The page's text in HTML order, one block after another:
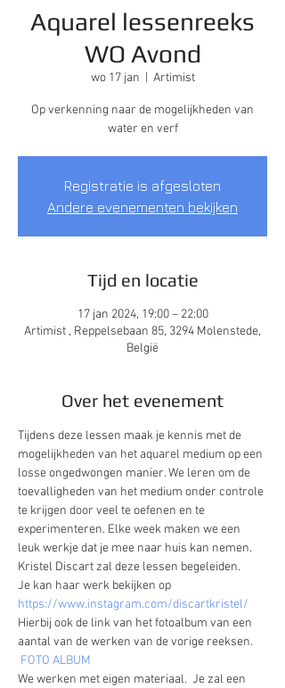
Aquarel lessenreeks
WO Avond
wo 17 jan Artimist
Op verkenning naar de mogelijkheden van
water en verf
Registratie is afgesloten
Andere evenementen bekijken
Tijd en locatie
17 jan 2024, 19:00 – 22:00
Artimist , Reppelsebaan 85, 3294 Molenstede,
België
Over het evenement
Tijdens deze lessen maak je kennis met de
mogelijkheden van het aquarel medium op een
losse ongedwongen manier. We leren om de
toevalligheden van het medium onder controle
te krijgen door veel te oefenen en te
experimenteren. Elke week maken we een
leuk werkje dat je mee naar huis kan nemen.
Kristel Discart zal deze lessen begeleiden.
Je kan haar werk bekijken op
https://www.instagram.com/discartkristel/
Hierbij ook de link van het fotoalbum van een
aantal van de werken van de vorige reeksen.
FOTO ALBUM
We werken met eigen materiaal.  Je zal een